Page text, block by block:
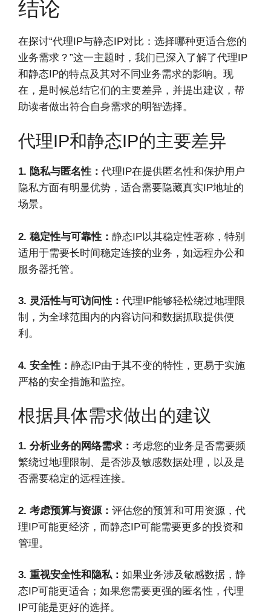
结论
在探讨“代理IP与静态IP对比：选择哪种更适合您的
业务需求？”这一主题时，我们已深入了解了代理IP
和静态IP的特点及其对不同业务需求的影响。现
在，是时候总结它们的主要差异，并提出建议，帮
助读者做出符合自身需求的明智选择。
代理IP和静态IP的主要差异
1. 隐私与匿名性： 代理IP在提供匿名性和保护用户
隐私方面有明显优势，适合需要隐藏真实IP地址的
场景。
2. 稳定性与可靠性： 静态IP以其稳定性著称，特别
适用于需要长时间稳定连接的业务，如远程办公和
服务器托管。
3. 灵活性与可访问性： 代理IP能够轻松绕过地理限
制，为全球范围内的内容访问和数据抓取提供便
利。
4. 安全性： 静态IP由于其不变的特性，更易于实施
严格的安全措施和监控。
根据具体需求做出的建议
1. 分析业务的网络需求： 考虑您的业务是否需要频
繁绕过地理限制、是否涉及敏感数据处理，以及是
否需要稳定的远程连接。
2. 考虑预算与资源： 评估您的预算和可用资源，代
理IP可能更经济，而静态IP可能需要更多的投资和
管理。
3. 重视安全性和隐私： 如果业务涉及敏感数据，静
态IP可能更适合；如果您需要更强的匿名性，代理
IP可能是更好的选择。